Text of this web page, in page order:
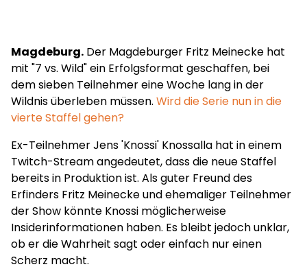
Magdeburg. Der Magdeburger Fritz Meinecke hat
mit "7 vs. Wild" ein Erfolgsformat geschaffen, bei
dem sieben Teilnehmer eine Woche lang in der
Wildnis überleben müssen. Wird die Serie nun in die
vierte Staffel gehen?
Ex-Teilnehmer Jens 'Knossi' Knossalla hat in einem
Twitch-Stream angedeutet, dass die neue Staffel
bereits in Produktion ist. Als guter Freund des
Erfinders Fritz Meinecke und ehemaliger Teilnehmer
der Show könnte Knossi möglicherweise
Insiderinformationen haben. Es bleibt jedoch unklar,
ob er die Wahrheit sagt oder einfach nur einen
Scherz macht.